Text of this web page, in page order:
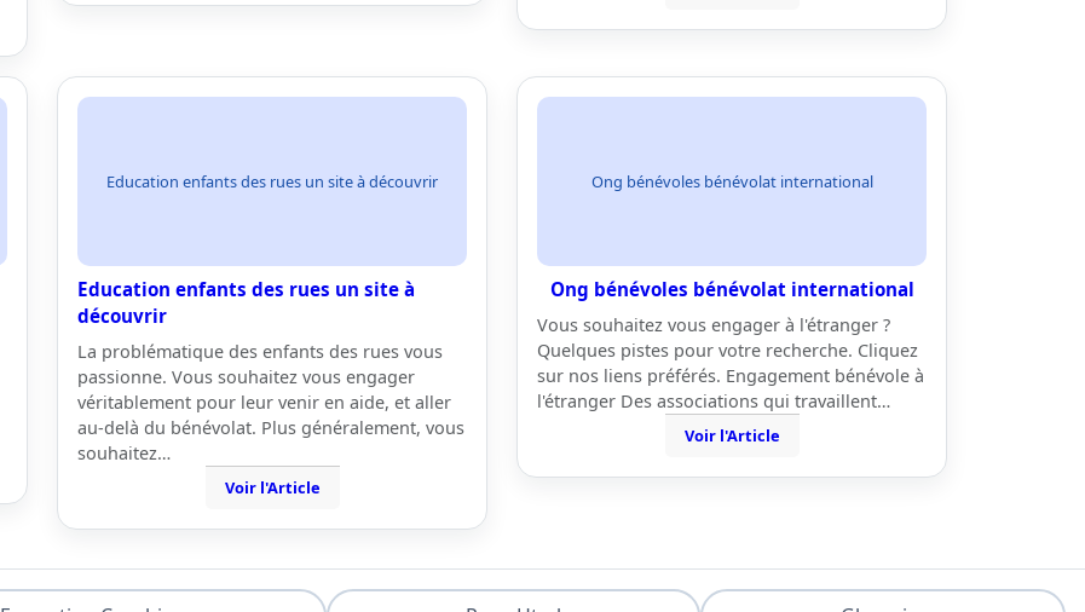
Education enfants des rues un site à découvrir
Education enfants des rues un site à
découvrir
La problématique des enfants des rues vous
passionne. Vous souhaitez vous engager
véritablement pour leur venir en aide, et aller
au-delà du bénévolat. Plus généralement, vous
souhaitez…
Voir l'Article
Ong bénévoles bénévolat international
Ong bénévoles bénévolat international
Vous souhaitez vous engager à l'étranger ?
Quelques pistes pour votre recherche. Cliquez
sur nos liens préférés. Engagement bénévole à
l'étranger Des associations qui travaillent…
Voir l'Article